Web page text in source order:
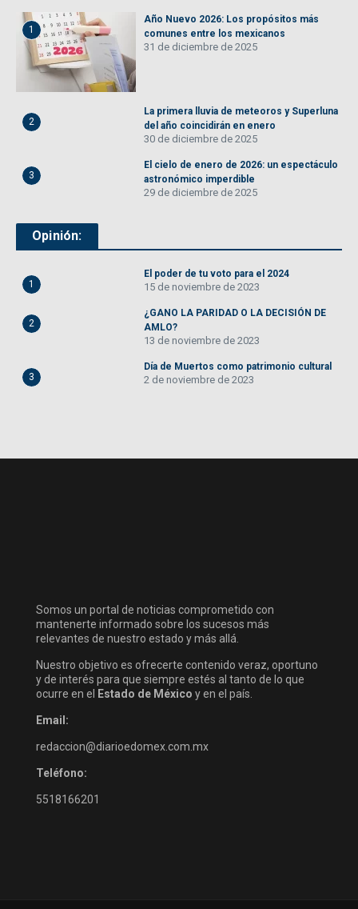
1
Año Nuevo 2026: Los propósitos más
comunes entre los mexicanos
31 de diciembre de 2025
2
La primera lluvia de meteoros y Superluna
del año coincidirán en enero
30 de diciembre de 2025
3
El cielo de enero de 2026: un espectáculo
astronómico imperdible
29 de diciembre de 2025
Opinión:
1
El poder de tu voto para el 2024
15 de noviembre de 2023
2
¿GANO LA PARIDAD O LA DECISIÓN DE
AMLO?
13 de noviembre de 2023
3
Día de Muertos como patrimonio cultural
2 de noviembre de 2023
Somos un portal de noticias comprometido con
mantenerte informado sobre los sucesos más
relevantes de nuestro estado y más allá.
Nuestro objetivo es ofrecerte contenido veraz, oportuno
y de interés para que siempre estés al tanto de lo que
ocurre en el
Estado de México y en el país.
Email:
redaccion@diarioedomex.com.mx
Teléfono:
5518166201